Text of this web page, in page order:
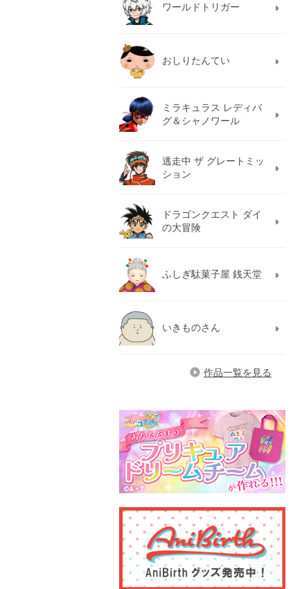
ワールドトリガー
おしりたんてい
ミラキュラス レディバ
グ＆シャノワール
逃走中 ザ グレートミッ
ション
ドラゴンクエスト ダイ
の大冒険
ふしぎ駄菓子屋 銭天堂
いきものさん
作品一覧を見る